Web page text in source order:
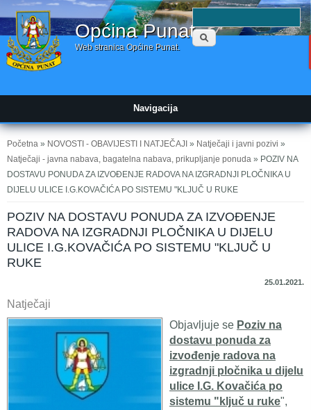
Općina Punat
Web stranica Općine Punat.
pretraživanja
Navigacija
Vi ste ovdje
Početna » NOVOSTI - OBAVIJESTI I NATJEČAJI » Natječaji i javni pozivi »
Natječaji - javna nabava, bagatelna nabava, prikupljanje ponuda » POZIV NA
DOSTAVU PONUDA ZA IZVOĐENJE RADOVA NA IZGRADNJI PLOČNIKA U
DIJELU ULICE I.G.KOVAČIĆA PO SISTEMU "KLJUČ U RUKE
POZIV NA DOSTAVU PONUDA ZA IZVOĐENJE
RADOVA NA IZGRADNJI PLOČNIKA U DIJELU
ULICE I.G.KOVAČIĆA PO SISTEMU "KLJUČ U
RUKE
25.01.2021.
Natječaji
Objavljuje se Poziv na
dostavu ponuda za
izvođenje radova na
izgradnji pločnika u dijelu
ulice I.G. Kovačića po
sistemu "ključ u ruke",